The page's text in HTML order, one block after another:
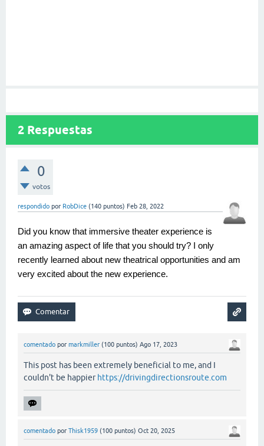
2 Respuestas
0
votos
respondido por RobDice (140 puntos) Feb 28, 2022
Did you know that immersive theater experience is
an amazing aspect of life that you should try? I only
recently learned about new theatrical opportunities and am
very excited about the new experience.
comentado por markmiller (100 puntos) Ago 17, 2023
This post has been extremely beneficial to me, and I
couldn't be happierhttps://drivingdirectionsroute.com
comentado por Thisk1959 (100 puntos) Oct 20, 2025